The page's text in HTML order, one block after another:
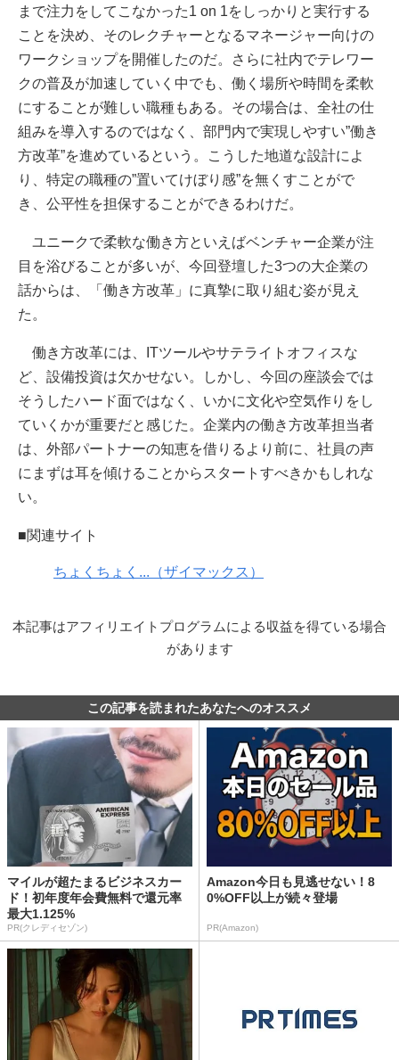
まで注力をしてこなかった1 on 1をしっかりと実行する
ことを決め、そのレクチャーとなるマネージャー向けの
ワークショップを開催したのだ。さらに社内でテレワー
クの普及が加速していく中でも、働く場所や時間を柔軟
にすることが難しい職種もある。その場合は、全社の仕
組みを導入するのではなく、部門内で実現しやすい”働き
方改革”を進めているという。こうした地道な設計によ
り、特定の職種の”置いてけぼり感”を無くすことがで
き、公平性を担保することができるわけだ。
ユニークで柔軟な働き方といえばベンチャー企業が注
目を浴びることが多いが、今回登壇した3つの大企業の
話からは、「働き方改革」に真摯に取り組む姿が見え
た。
働き方改革には、ITツールやサテライトオフィスな
ど、設備投資は欠かせない。しかし、今回の座談会では
そうしたハード面ではなく、いかに文化や空気作りをし
ていくかが重要だと感じた。企業内の働き方改革担当者
は、外部パートナーの知恵を借りるより前に、社員の声
にまずは耳を傾けることからスタートすべきかもしれな
い。
■関連サイト
ちょくちょく...（ザイマックス）
本記事はアフィリエイトプログラムによる収益を得ている場合
があります
この記事を読まれたあなたへのオススメ
マイルが超たまるビジネスカー
ド！初年度年会費無料で還元率
最大1.125%
PR(クレディセゾン)
Amazon今日も見逃せない！8
0%OFF以上が続々登場
PR(Amazon)